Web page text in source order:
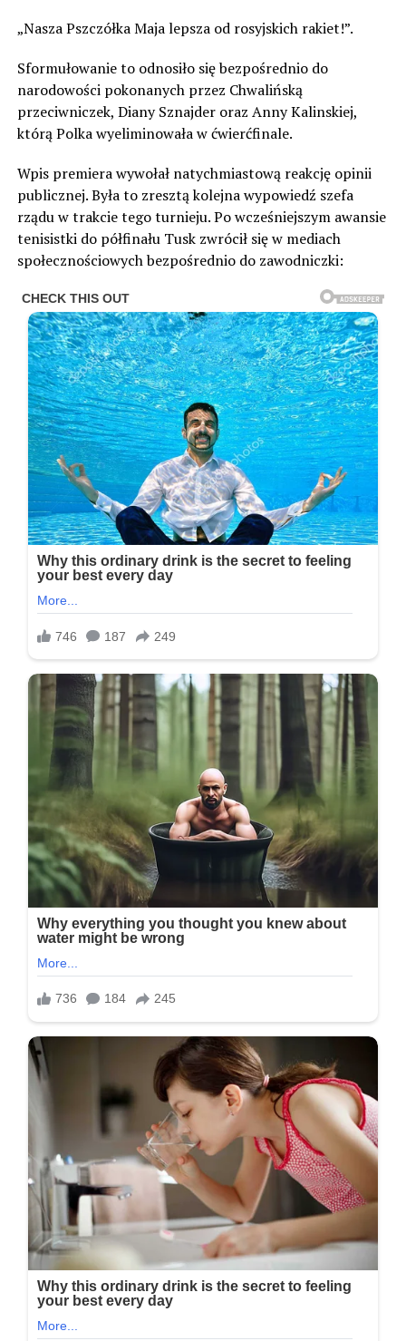
„Nasza Pszczółka Maja lepsza od rosyjskich rakiet!”.
Sformułowanie to odnosiło się bezpośrednio do
narodowości pokonanych przez Chwalińską
przeciwniczek, Diany Sznajder oraz Anny Kalinskiej,
którą Polka wyeliminowała w ćwierćfinale.
Wpis premiera wywołał natychmiastową reakcję opinii
publicznej. Była to zresztą kolejna wypowiedź szefa
rządu w trakcie tego turnieju. Po wcześniejszym awansie
tenisistki do półfinału Tusk zwrócił się w mediach
społecznościowych bezpośrednio do zawodniczki: